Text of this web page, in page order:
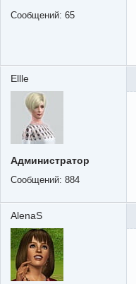
Сообщений: 65
Ellle
Администратор
Сообщений: 884
AlenaS